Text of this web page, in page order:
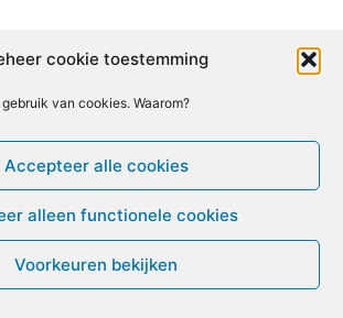
cookie toestemming
van cookies. Waarom?
Accepteer alle cookies
alleen functionele cookies
Voorkeuren bekijken